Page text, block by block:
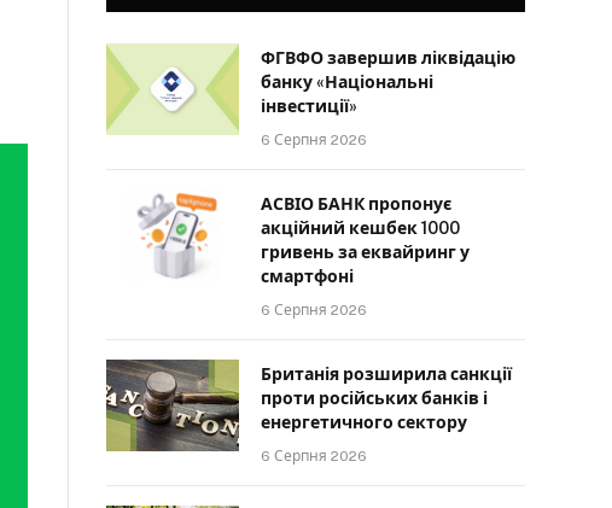
ФГВФО завершив ліквідацію
банку «Національні
інвестиції»
6 Серпня 2026
АСВІО БАНК пропонує
акційний кешбек 1000
гривень за еквайринг у
смартфоні
6 Серпня 2026
Британія розширила санкції
проти російських банків і
енергетичного сектору
6 Серпня 2026